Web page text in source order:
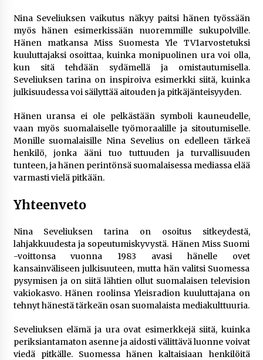
Nina Seveliuksen vaikutus näkyy paitsi hänen työssään
myös hänen esimerkissään nuoremmille sukupolville.
Hänen matkansa Miss Suomesta Yle TV1arvostetuksi
kuuluttajaksi osoittaa, kuinka monipuolinen ura voi olla,
kun sitä tehdään sydämellä ja omistautumisella.
Seveliuksen tarina on inspiroiva esimerkki siitä, kuinka
julkisuudessa voi säilyttää aitouden ja pitkäjänteisyyden.
Hänen uransa ei ole pelkästään symboli kauneudelle,
vaan myös suomalaiselle työmoraalille ja sitoutumiselle.
Monille suomalaisille Nina Sevelius on edelleen tärkeä
henkilö, jonka ääni tuo tuttuuden ja turvallisuuden
tunteen, ja hänen perintönsä suomalaisessa mediassa elää
varmasti vielä pitkään.
Yhteenveto
Nina Seveliuksen tarina on osoitus sitkeydestä,
lahjakkuudesta ja sopeutumiskyvystä. Hänen Miss Suomi
-voittonsa vuonna 1983 avasi hänelle ovet
kansainväliseen julkisuuteen, mutta hän valitsi Suomessa
pysymisen ja on siitä lähtien ollut suomalaisen television
vakiokasvo. Hänen roolinsa Yleisradion kuuluttajana on
tehnyt hänestä tärkeän osan suomalaista mediakulttuuria.
Seveliuksen elämä ja ura ovat esimerkkejä siitä, kuinka
periksiantamaton asenne ja aidosti välittävä luonne voivat
viedä pitkälle. Suomessa hänen kaltaisiaan henkilöitä